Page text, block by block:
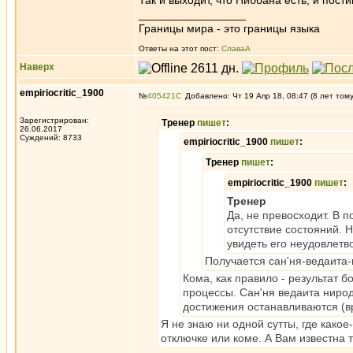
Границы мира - это границы языка
Ответы на этот пост: СлаваА
Наверх
empiriocritic_1900
Зарегистрирован:
26.06.2017
Суждений: 8733
№405421 Добавлено: Чт 19 Апр 18, 08:47 (8 лет
Тренер пишет:
empiriocritic_1900 пишет:
Тренер пишет:
empiriocritic_1900 пишет:
Тренер
Да, не превосходит. В
отсутствие состояний.
увидеть его
Получается сан'ня-
Кома, как правило - результат
процессы. Сан'ня ведаита
достижения останавливаются
Я не знаю ни одной сутты, где
отключке или коме. А Вам известна